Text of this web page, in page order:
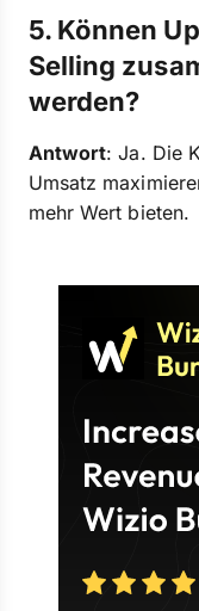
5. Können
Selling
werden?
Antwort: Ja. Die
Umsatz
mehr Wert bieten.